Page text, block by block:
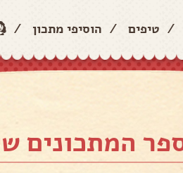
/ טיפים / הוסיפי מתכון /
המתכונים